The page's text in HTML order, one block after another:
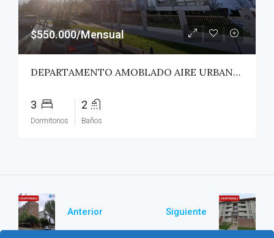
$550.000/Mensual
DEPARTAMENTO AMOBLADO AIRE URBANO (PAZ) – TALCA
3
Dormitorios
2
Baños
Anterior Siguiente